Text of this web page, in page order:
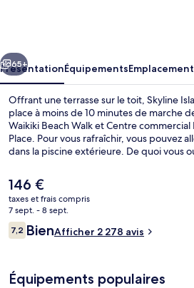
Suivant
65+
PrésentationÉquipementsEmplacement
Offrant une terrasse sur le toit, Skyline
place à moins de 10 minutes de marche
Waikiki Beach Walk et Centre
Place. Pour vous rafraîchir, vous pouvez
dans la piscine extérieure. De quoi vous
sert le petit déjeuner et le déjeuner. Sur
grâce à une salle de fitness et un sauna !
en outre de petits plus sympas comme
linge/sèche-linge. Pratique, non ? Les
personnel attentionné.
Le
prix
actuel
est
de
146 €
taxes et frais compris
7 sept. - 8 sept.
Avis
voyageurs
7,27,2 sur 10
BienAfficher 2 278 avis
Équipements populaires